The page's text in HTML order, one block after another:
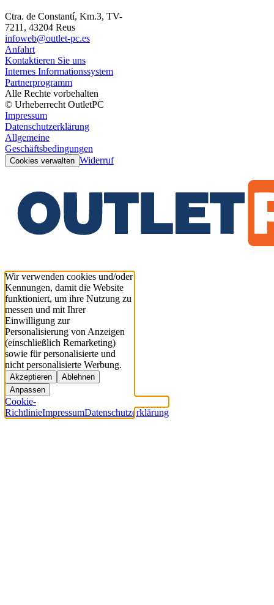
Ctra. de Constantí, Km.3, TV-
7211, 43204 Reus
infoweb@outlet-pc.es
Anfahrt
Kontaktieren Sie uns
Internes Informationssystem
Partnerprogramm
Alle Rechte vorbehalten
© Urheberrecht OutletPC
Impressum
Datenschutzerklärung
Allgemeine
Geschäftsbedingungen
Cookies verwalten Widerruf
Wir verwenden cookies und/oder
Kennungen, damit die Website
funktioniert, um ihre Nutzung zu
messen und mit Ihrer
Einwilligung zur
Personalisierung von Anzeigen
(einschließlich Remarketing)
sowie für personalisierte und
nicht personalisierte Werbung.
Akzeptieren
Ablehnen
Anpassen
Cookie-
RichtlinieImpressumDatenschutzerklärung